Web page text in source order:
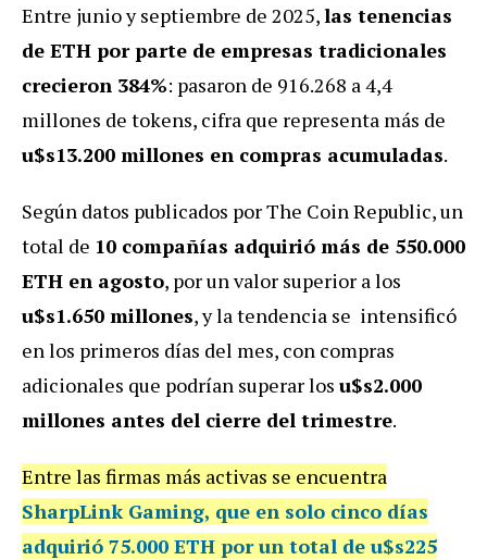
Entre junio y septiembre de 2025,las tenencias
de ETH por parte de empresas tradicionales
crecieron 384%: pasaron de 916.268 a 4,4
millones de tokens, cifra que representa más de
u$s13.200 millones en compras acumuladas.
Según datos publicados por The Coin Republic, un
total de 10 compañías adquirió más de 550.000
ETH en agosto, por un valor superior a los
u$s1.650 millones, y la tendencia se intensificó
en los primeros días del mes, con compras
adicionales que podrían superar los u$s2.000
millones antes del cierre del trimestre.
Entre las firmas más activas se encuentra
SharpLink Gaming, que en solo cinco días
adquirió 75.000 ETH por un total de u$s225